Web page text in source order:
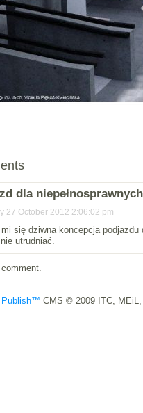
dla niepełnosprawnych
27 October 2012 2:06:02 pm
się dziwna koncepcja
utrudniać.
Publish™ CMS © 2009 ITC, MEiL,